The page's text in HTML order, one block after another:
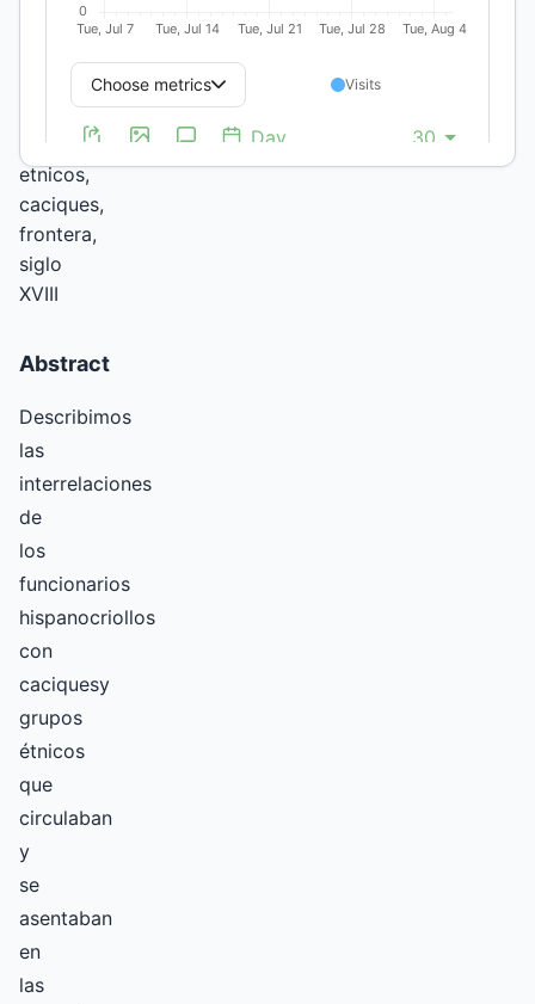
Buenos Aires
Keywords:
grupos
etnicos,
caciques,
frontera,
siglo
XVIII
Abstract
Describimos
las
interrelaciones
de
los
funcionarios
hispanocriollos
con
caciquesy
grupos
étnicos
que
circulaban
y
se
asentaban
en
las